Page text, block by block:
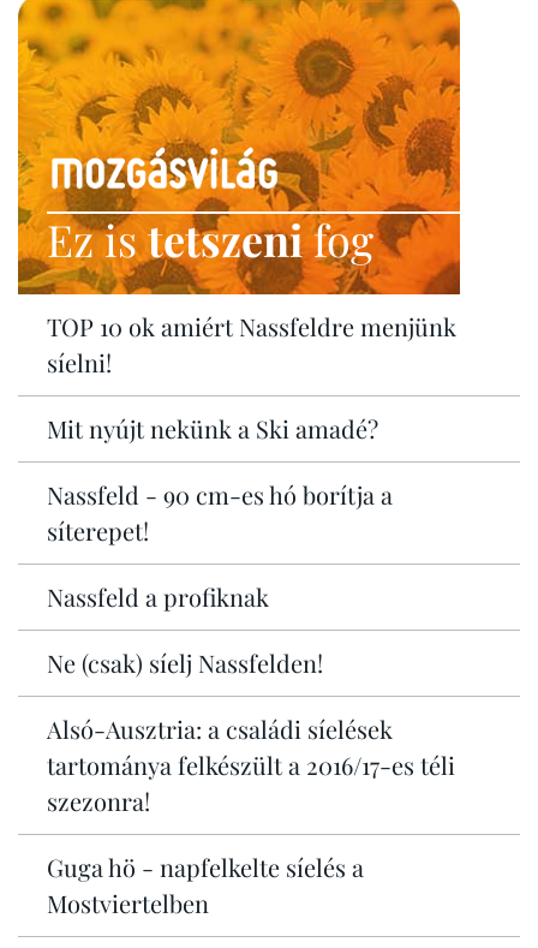
Ez istetszenifog
TOP 10 ok amiért Nassfeldre menjünk
síelni!
Mit nyújt nekünk a Ski amadé?
Nassfeld - 90 cm-es hó borítja a
síterepet!
Nassfeld a profiknak
Ne (csak) síelj Nassfelden!
Alsó-Ausztria: a családi síelések
tartománya felkészült a 2016/17-es téli
szezonra!
Guga hö - napfelkelte síelés a
Mostviertelben